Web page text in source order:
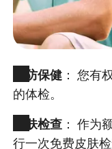
预防保健： 您有
的体检。
皮肤检查： 作为
行一次免费皮肤